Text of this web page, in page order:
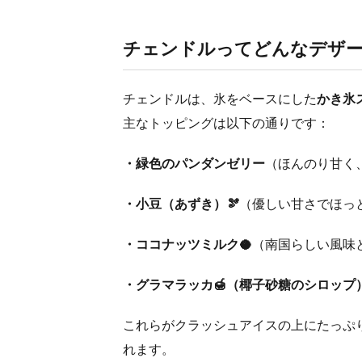
チェンドルってどんなデザ
チェンドルは、氷をベースにしたかき氷
主なトッピングは以下の通りです：
・緑色のパンダンゼリー （ほんのり甘
・小豆（あずき）🫘 （優しい甘さでほ
・ココナッツミルク🥥 （南国らしい風
・グラマラッカ🍯（椰子砂糖のシロップ
これらがクラッシュアイスの上にたっ
れます。